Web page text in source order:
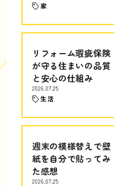
家
リフォーム瑕疵保険
が守る住まいの品質
と安心の仕組み
2026.07.25
生活
週末の模様替えで壁
紙を自分で貼ってみ
た感想
2026.07.25